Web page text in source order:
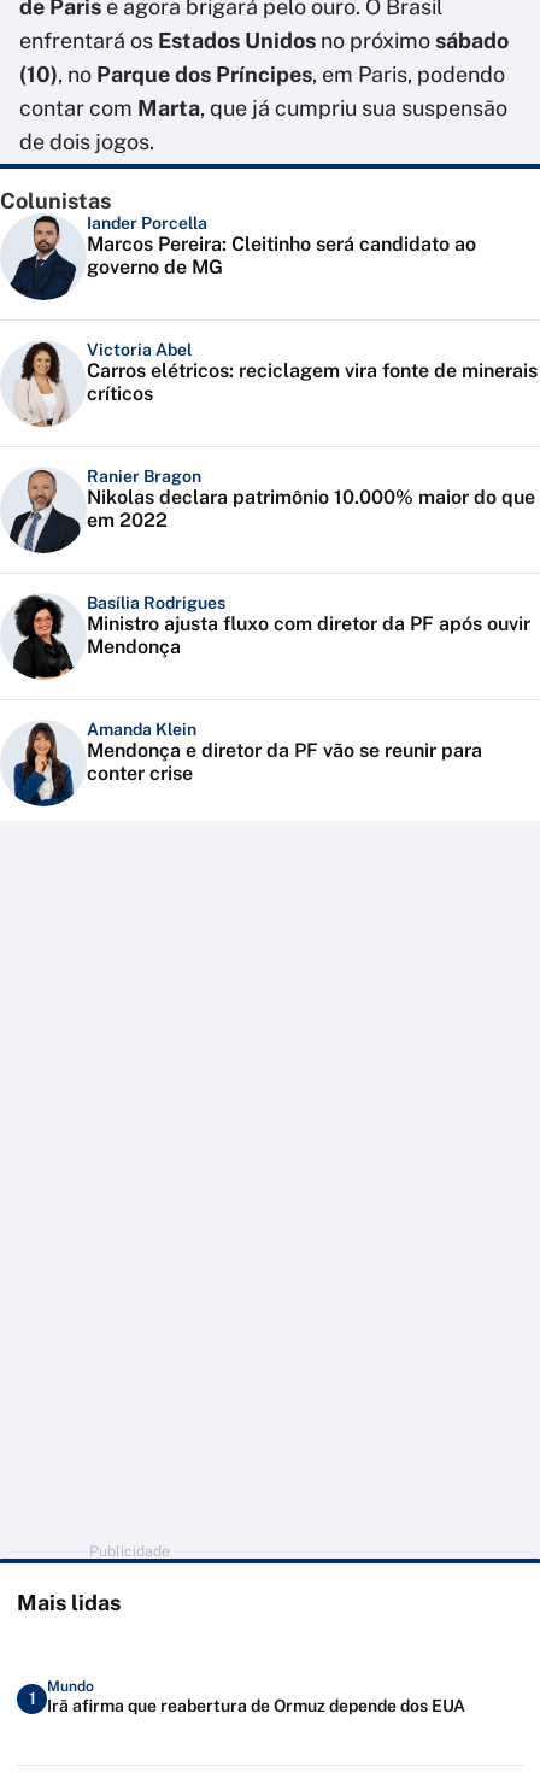
de Paris e agora brigará pelo ouro. O Brasil
enfrentará os Estados Unidos no próximosábado
(10), no Parque dos Príncipes, em Paris, podendo
contar com Marta, que já cumpriu sua suspensão
de dois jogos.
Colunistas
Iander Porcella
Marcos Pereira: Cleitinho será candidato ao
governo de MG
Victoria Abel
Carros elétricos: reciclagem vira fonte de minerais
críticos
Ranier Bragon
Nikolas declara patrimônio 10.000% maior do que
em 2022
Basília Rodrigues
Ministro ajusta fluxo com diretor da PF após ouvir
Mendonça
Amanda Klein
Mendonça e diretor da PF vão se reunir para
conter crise
Publicidade
Mais lidas
1
Mundo
Irã afirma que reabertura de Ormuz depende dos EUA